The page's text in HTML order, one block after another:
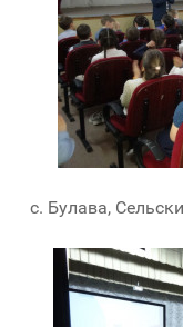
с. Булава,